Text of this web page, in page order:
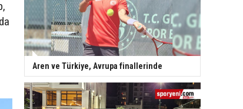
Aren ve Türkiye, Avrupa finallerinde